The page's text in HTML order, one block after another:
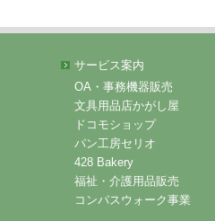
サービス案内
OA・事務機器販売
文具用品店かがし屋
ドコモショップ
パン工房セリオ
428 Bakery
福祉・介護用品販売
コンパスウォーク事業